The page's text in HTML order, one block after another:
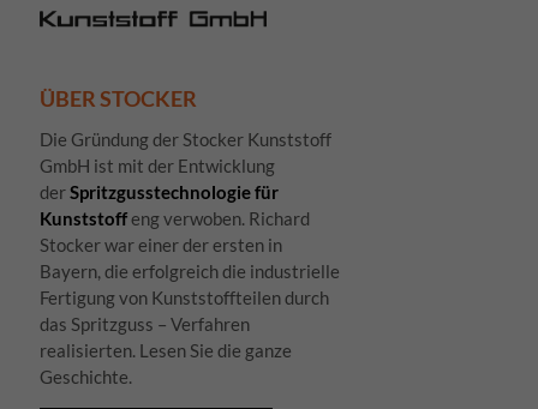
ÜBER STOCKER
Die Gründung der Stocker Kunststoff
GmbH ist mit der Entwicklung
derSpritzgusstechnologie für
Kunststoffeng verwoben. Richard
Stocker war einer der ersten in
Bayern, die erfolgreich die industrielle
Fertigung von Kunststoffteilen durch
das Spritzguss – Verfahren
realisierten. Lesen Sie die ganze
Geschichte.